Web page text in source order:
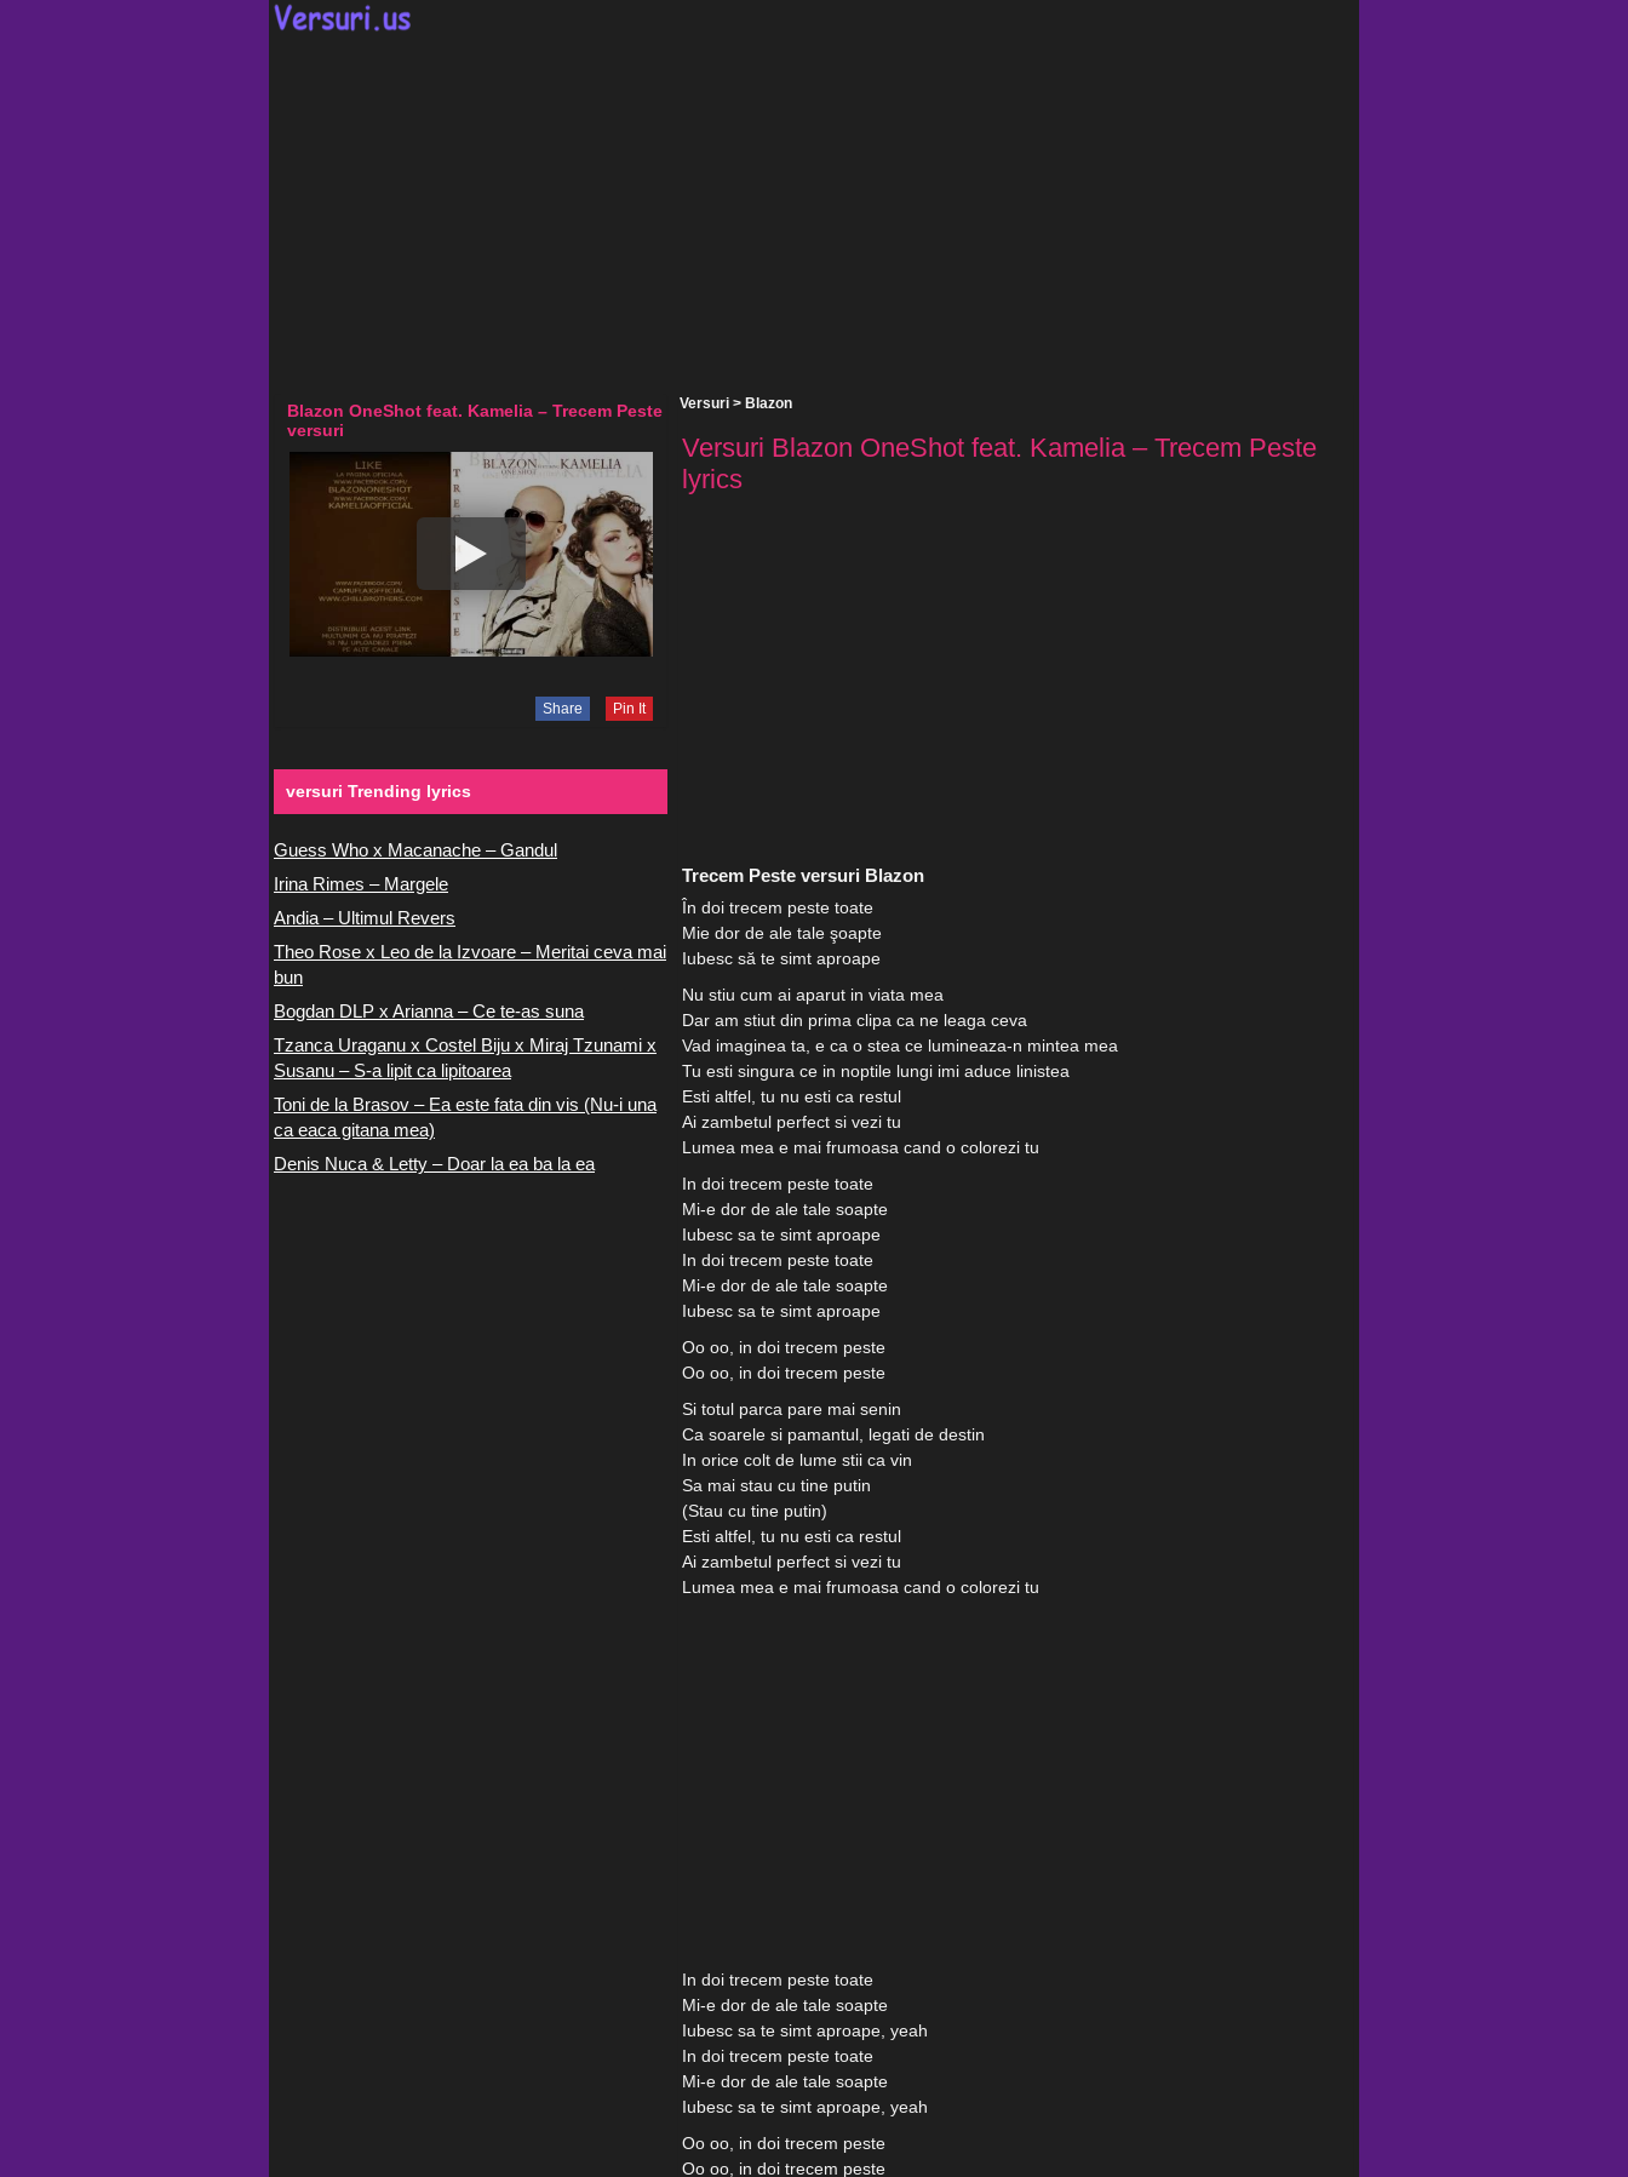
Versuri > Blazon
Versuri Blazon OneShot feat. Kamelia – Trecem Peste
lyrics
Trecem Peste versuri Blazon
În doi trecem peste toate
Mie dor de ale tale şoapte
Iubesc să te simt aproape
Nu stiu cum ai aparut in viata mea
Dar am stiut din prima clipa ca ne leaga ceva
Vad imaginea ta, e ca o stea ce lumineaza-n mintea mea
Tu esti singura ce in noptile lungi imi aduce linistea
Esti altfel, tu nu esti ca restul
Ai zambetul perfect si vezi tu
Lumea mea e mai frumoasa cand o colorezi tu
In doi trecem peste toate
Mi-e dor de ale tale soapte
Iubesc sa te simt aproape
In doi trecem peste toate
Mi-e dor de ale tale soapte
Iubesc sa te simt aproape
Oo oo, in doi trecem peste
Oo oo, in doi trecem peste
Si totul parca pare mai senin
Ca soarele si pamantul, legati de destin
In orice colt de lume stii ca vin
Sa mai stau cu tine putin
(Stau cu tine putin)
Esti altfel, tu nu esti ca restul
Ai zambetul perfect si vezi tu
Lumea mea e mai frumoasa cand o colorezi tu
In doi trecem peste toate
Mi-e dor de ale tale soapte
Iubesc sa te simt aproape, yeah
In doi trecem peste toate
Mi-e dor de ale tale soapte
Iubesc sa te simt aproape, yeah
Oo oo, in doi trecem peste
Oo oo, in doi trecem peste
Blazon OneShot feat. Kamelia – Trecem Peste
versuri
Share Pin It
versuri Trending lyrics
Guess Who x Macanache – Gandul
Irina Rimes – Margele
Andia – Ultimul Revers
Theo Rose x Leo de la Izvoare – Meritai ceva mai
bun
Bogdan DLP x Arianna – Ce te-as suna
Tzanca Uraganu x Costel Biju x Miraj Tzunami x
Susanu – S-a lipit ca lipitoarea
Toni de la Brasov – Ea este fata din vis (Nu-i una
ca eaca gitana mea)
Denis Nuca & Letty – Doar la ea ba la ea